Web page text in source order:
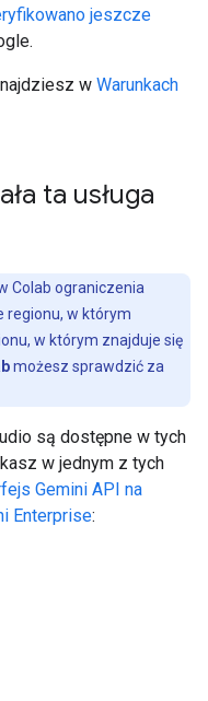
jeszcze
w Warunkach
ta usługa
Colab ograniczenia
regionu, w którym
w którym znajduje się
możesz sprawdzić za
są dostępne w tych
w jednym z tych
Gemini API na
Enterprise: